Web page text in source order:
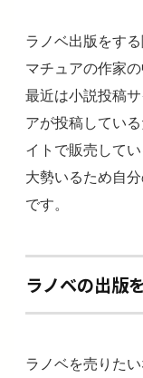
ラノベ出版をす
マチュアの作家
最近は小説投稿
アが投稿してい
イトで販売して
大勢いるため自
です。
ラノベの出版
ラノベを売りた